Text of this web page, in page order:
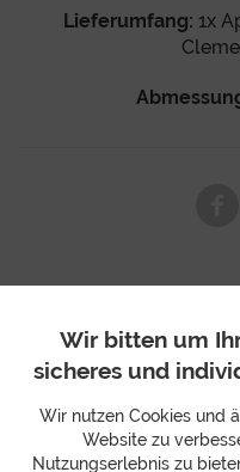
Lieferumfang: 1x
Wir bitten um
sicheres und
Wir nutzen Cookies und
Website zu
Nutzungserlebnis zu